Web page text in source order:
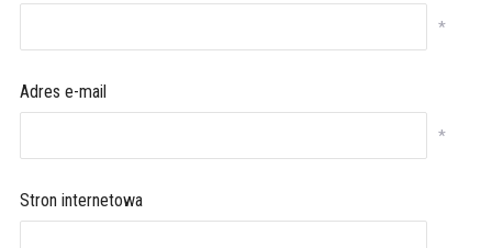
*
Adres e-mail
*
Stron internetowa